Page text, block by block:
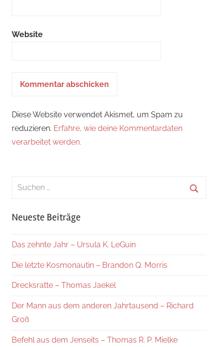
Website
Diese Website verwendet Akismet, um Spam zu
reduzieren. Erfahre, wie deine Kommentardaten
verarbeitet werden.
Suchen
Neueste Beiträge
Das zehnte Jahr – Ursula K. LeGuin
Die letzte Kosmonautin – Brandon Q. Morris
Drecksratte – Thomas Jaekel
Der Mann aus dem anderen Jahrtausend – Richard
Groß
Befehl aus dem Jenseits – Thomas R. P. Mielke